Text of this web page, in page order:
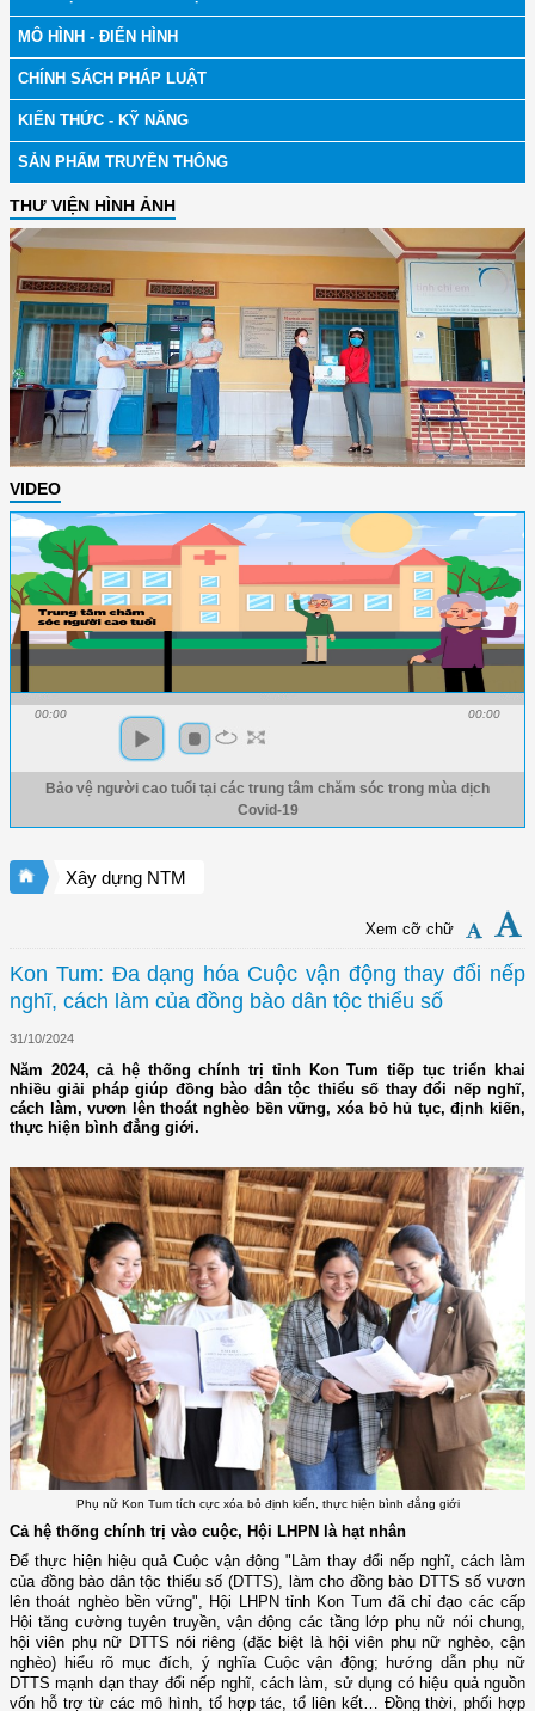
MÔ HÌNH - ĐIỂN HÌNH
CHÍNH SÁCH PHÁP LUẬT
KIẾN THỨC - KỸ NĂNG
SẢN PHẨM TRUYỀN THÔNG
THƯ VIỆN HÌNH ẢNH
VIDEO
00:00 00:00
Bảo vệ người cao tuổi tại các trung tâm chăm sóc trong mùa dịch
Covid-19
Xây dựng NTM
Xem cỡ chữ
Kon Tum: Đa dạng hóa Cuộc vận động thay đổi nếp
nghĩ, cách làm của đồng bào dân tộc thiểu số
31/10/2024
Năm 2024, cả hệ thống chính trị tỉnh Kon Tum tiếp tục triển khai
nhiều giải pháp giúp đồng bào dân tộc thiểu số thay đổi nếp nghĩ,
cách làm, vươn lên thoát nghèo bền vững, xóa bỏ hủ tục, định kiến,
thực hiện bình đẳng giới.
Phụ nữ Kon Tum tích cực xóa bỏ định kiến, thực hiện bình đẳng giới
Cả hệ thống chính trị vào cuộc, Hội LHPN là hạt nhân
Để thực hiện hiệu quả Cuộc vận động "Làm thay đổi nếp nghĩ, cách làm
của đồng bào dân tộc thiểu số (DTTS), làm cho đồng bào DTTS số vươn
lên thoát nghèo bền vững", Hội LHPN tỉnh Kon Tum đã chỉ đạo các cấp
Hội tăng cường tuyên truyền, vận động các tầng lớp phụ nữ nói chung,
hội viên phụ nữ DTTS nói riêng (đặc biệt là hội viên phụ nữ nghèo, cận
nghèo) hiểu rõ mục đích, ý nghĩa Cuộc vận động; hướng dẫn phụ nữ
DTTS mạnh dạn thay đổi nếp nghĩ, cách làm, sử dụng có hiệu quả nguồn
vốn hỗ trợ từ các mô hình, tổ hợp tác, tổ liên kết… Đồng thời, phối hợp